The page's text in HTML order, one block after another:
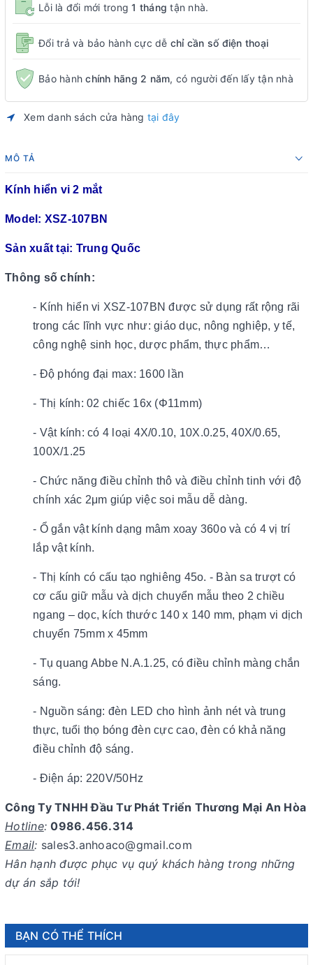
Lỗi là đổi mới trong1 tháng tận nhà.
Đổi trả và bảo hành cực dễ chỉ cần số điện thoại
Bảo hànhchính hãng 2 năm, có người đến lấy tận nhà
Xem danh sách cửa hàng tại đây
MÔ TẢ
Kính hiển vi 2 mắt
Model: XSZ-107BN
Sản xuất tại: Trung Quốc
Thông số chính:
- Kính hiển vi XSZ-107BN được sử dụng rất rộng rãi
trong các lĩnh vực như: giáo dục, nông nghiệp, y tế,
công nghệ sinh học, dược phẩm, thực phẩm…
- Độ phóng đại max: 1600 lần
- Thị kính: 02 chiếc 16x (Φ11mm)
- Vật kính: có 4 loại 4X/0.10, 10X.0.25, 40X/0.65,
100X/1.25
- Chức năng điều chỉnh thô và điều chỉnh tinh với độ
chính xác 2μm giúp việc soi mẫu dễ dàng.
- Ổ gắn vật kính dạng mâm xoay 360o và có 4 vị trí
lắp vật kính.
- Thị kính có cấu tạo nghiêng 45o. - Bàn sa trượt có
cơ cấu giữ mẫu và dịch chuyển mẫu theo 2 chiều
ngang – dọc, kích thước 140 x 140 mm, phạm vi dịch
chuyển 75mm x 45mm
- Tụ quang Abbe N.A.1.25, có điều chỉnh màng chắn
sáng.
- Nguồn sáng: đèn LED cho hình ảnh nét và trung
thực, tuổi thọ bóng đèn cực cao, đèn có khả năng
điều chỉnh độ sáng.
- Điện áp: 220V/50Hz
Công Ty TNHH Đầu Tư Phát Triển Thương Mại An Hòa
Hotline: 0986.456.314
Email: sales3.anhoaco@gmail.com
Hân hạnh được phục vụ quý khách hàng trong những
dự án sắp tới!
BẠN CÓ THỂ THÍCH